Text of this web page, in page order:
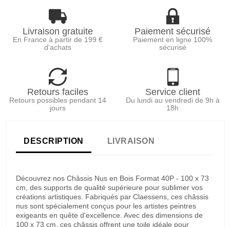
Livraison gratuite
En France à partir de 199 €
d'achats
Paiement sécurisé
Paiement en ligne 100%
sécurisé
Retours faciles
Retours possibles pendant 14
jours
Service client
Du lundi au vendredi de 9h à
18h
DESCRIPTION LIVRAISON
Découvrez nos Châssis Nus en Bois Format 40P - 100 x 73
cm, des supports de qualité supérieure pour sublimer vos
créations artistiques. Fabriqués par Claessens, ces châssis
nus sont spécialement conçus pour les artistes peintres
exigeants en quête d'excellence. Avec des dimensions de
100 x 73 cm, ces châssis offrent une toile idéale pour